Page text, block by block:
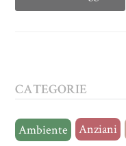
CATEGORIE
Ambiente Anziani